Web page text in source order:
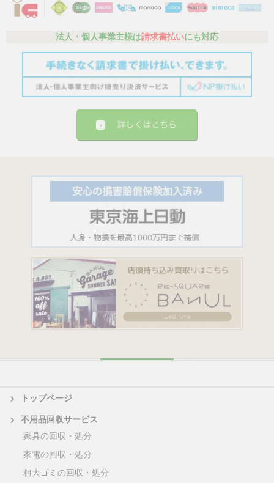
法人・個人事業主様は請求書払いにも対応
トップページ
不用品回収サービス
家具の回収・処分
家電の回収・処分
粗大ゴミの回収・処分